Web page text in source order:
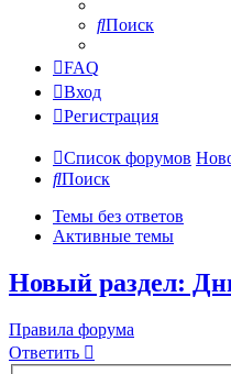
Поиск
FAQ
Вход
Регистрация
Список форумов
Поиск
Темы без ответов
Активные темы
Новый раздел:
Правила форума
Ответить